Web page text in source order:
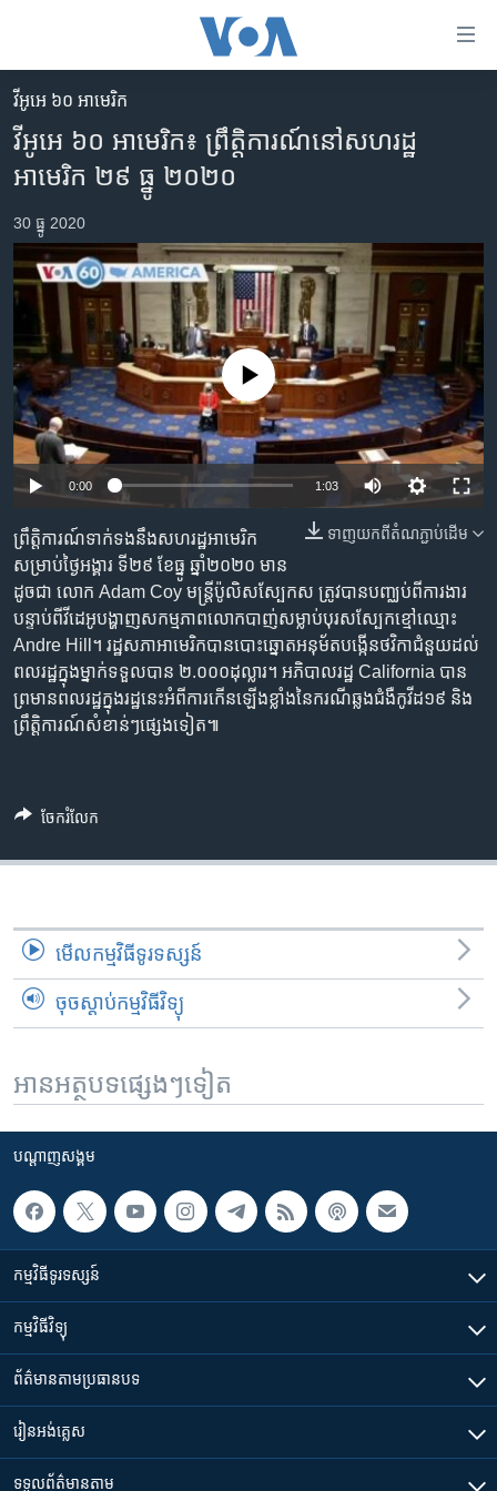
គេហទំព័រ​
ទាក់ទង
រំលង​
និង​
ទៅ​​
ទំព័រ​
ព័ត៌មាន​​
រំលង​
និង​
ចូល​
ទំព័រ​
រចនា
សម្ព័ន្ធ​
រំលង​
ចូល​
ស្វែង​
រក
កម្ពុជា
អន្តរជាតិ
ចិន
ហេឡូវីអូអេ
កម្ពុជាច្នៃប្រតិដ្ឋ
ព្រឹត្តិការណ៍ព័ត៌មាន
ទូរទស្សន៍ / វីដេអូ​
វិទ្យុ / ផតខាសថ៍
កម្មវិធីទាំងអស់
Khmer English
បណ្តាញ​សង្គម
ភាសា
វីអូអេ ៦០ អាមេរិក
វីអូអេ ៦០ អាមេរិក៖ ព្រឹត្តិការណ៍​នៅ​សហរដ្ឋ​
អាមេរិក ២៩ ធ្នូ ២០២០
30 ធ្នូ 2020
No media source currently available
0:00 1:03
ទាញ​យក​ពី​តំណភ្ជាប់​ដើម
ព្រឹត្តិការណ៍​ទាក់ទងនឹង​សហរដ្ឋ​អាមេរិក
សម្រាប់​ថ្ងៃអង្គារ ទី​២៩ ខែធ្នូ ឆ្នាំ២០២០ មាន​
ដូចជា លោក Adam Coy មន្ត្រី​ប៉ូលិស​ស្បែកស​ ត្រូវបាន​បញ្ឈប់​ពីការងារ​
បន្ទាប់​ពី​វីដេអូ​បង្ហាញ​សកម្មភាព​លោក​បាញ់​សម្លាប់​បុរស​ស្បែក​ខ្មៅ​ឈ្មោះ
Andre Hill។ រដ្ឋសភា​អាមេរិក​បាន​បោះឆ្នោត​អនុម័ត​បង្កើន​ថវិកា​ជំនួយ​ដល់​
ពលរដ្ឋ​ក្នុង​ម្នាក់​ទទួលបាន ២.០០០​ដុល្លារ។ អភិបាល​រដ្ឋ​ California បាន​
ព្រមាន​ពលរដ្ឋ​ក្នុង​រដ្ឋ​នេះ​អំពី​ការ​កើនឡើង​ខ្លាំង​នៃ​ករណី​ឆ្លង​ជំងឺ​កូវីដ១៩ និង​
ព្រឹត្តិការណ៍​សំខាន់ៗ​ផ្សេង​ទៀត៕
ចែករំលែក
មើល​កម្មវិធី​ទូរទស្សន៍
ចុចស្តាប់កម្មវិធីវិទ្យុ
អានអត្ថបទផ្សេងៗទៀត
បណ្តាញ​សង្គម
កម្មវិធី​ទូរទស្សន៍
កម្មវិធី​វិទ្យុ
ព័ត៌មាន​តាមប្រធានបទ​
រៀន​​អង់គ្លេស
ទទួល​ព័ត៌មាន​តាម